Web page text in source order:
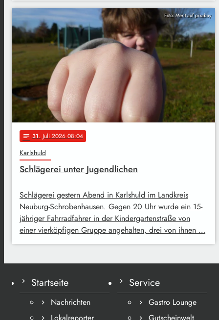
Foto: Merit auf pixabay
notes 31. Juli 2026 08:04
Karlshuld
Schlägerei unter Jugendlichen
Schlägerei gestern Abend in Karlshuld im Landkreis
Neuburg-Schrobenhausen. Gegen 20 Uhr wurde ein 15-
jähriger Fahrradfahrer in der Kindergartenstraße von
einer vierköpfigen Gruppe angehalten, drei von ihnen …
Startseite
Nachrichten
Service
Gastro Lounge